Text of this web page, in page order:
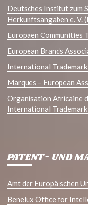
Deutsches Institut zum
Herkunftsangaben e. V.
Europaen Communities
European Brands
International
Marques – European
Organisation Africaine
International
PATENT- UND
Amt der Europäischen
Benelux Office for